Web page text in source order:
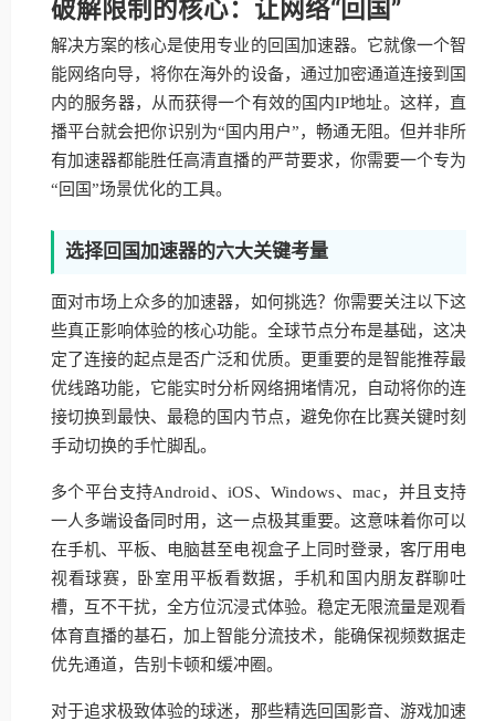
破解限制的核心：让网络“回国”
解决方案的核心是使用专业的回国加速器。它就像一个智
能网络向导，将你在海外的设备，通过加密通道连接到国
内的服务器，从而获得一个有效的国内IP地址。这样，直
播平台就会把你识别为“国内用户”，畅通无阻。但并非所
有加速器都能胜任高清直播的严苛要求，你需要一个专为
“回国”场景优化的工具。
选择回国加速器的六大关键考量
面对市场上众多的加速器，如何挑选？你需要关注以下这
些真正影响体验的核心功能。全球节点分布是基础，这决
定了连接的起点是否广泛和优质。更重要的是智能推荐最
优线路功能，它能实时分析网络拥堵情况，自动将你的连
接切换到最快、最稳的国内节点，避免你在比赛关键时刻
手动切换的手忙脚乱。
多个平台支持Android、iOS、Windows、mac，并且支持
一人多端设备同时用，这一点极其重要。这意味着你可以
在手机、平板、电脑甚至电视盒子上同时登录，客厅用电
视看球赛，卧室用平板看数据，手机和国内朋友群聊吐
槽，互不干扰，全方位沉浸式体验。稳定无限流量是观看
体育直播的基石，加上智能分流技术，能确保视频数据走
优先通道，告别卡顿和缓冲圈。
对于追求极致体验的球迷，那些精选回国影音、游戏加速